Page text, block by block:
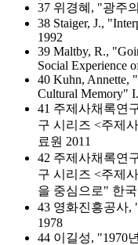
37 위경혜, "광주
38 Staiger, J.,
1992
39 Maltby, R.,
Social Experience
40 Kuhn, Annette,
Cultural Memory"
41 주제사채록연
구 시리즈 <주제
료원 2011
42 주제사채록연
구 시리즈 <주제
을 중심으로" 한
43 영화진흥공사,
1978
44 이길성, "1970